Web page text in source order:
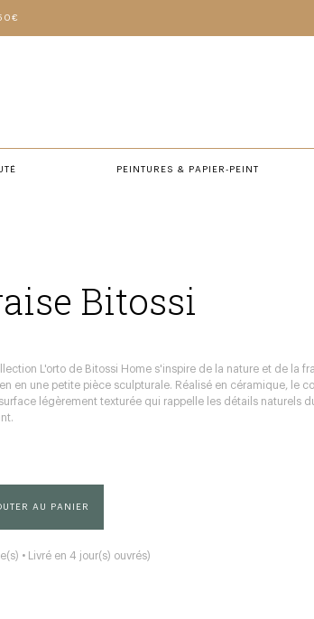
PEINTURES & PAPIER-PEINT
Bitossi
L'orto de Bitossi Home s'inspire de la nature et de la
en une petite pièce sculpturale. Réalisé en céramique, le
légèrement texturée qui rappelle les détails naturels
AU PANIER
• Livré en 4 jour(s) ouvrés)